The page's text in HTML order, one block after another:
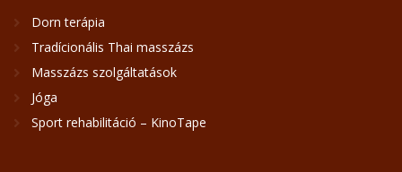
Dorn terápia
Tradícionális Thai masszázs
Masszázs szolgáltatások
Jóga
Sport rehabilitáció – KinoTape